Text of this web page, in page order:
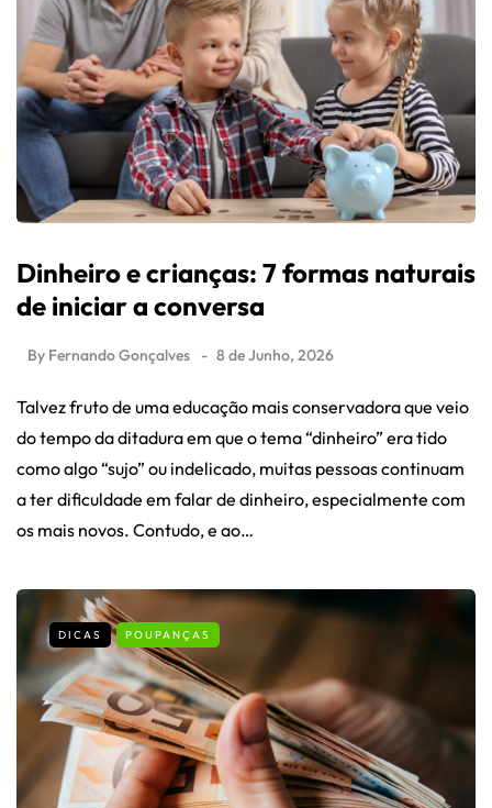
Dinheiro e crianças: 7 formas naturais
de iniciar a conversa
By Fernando Gonçalves 8 de Junho, 2026
Talvez fruto de uma educação mais conservadora que veio
do tempo da ditadura em que o tema “dinheiro” era tido
como algo “sujo” ou indelicado, muitas pessoas continuam
a ter dificuldade em falar de dinheiro, especialmente com
os mais novos. Contudo, e ao…
DICAS POUPANÇAS